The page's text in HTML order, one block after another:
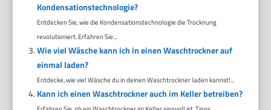
Kondensationstechnologie?
Entdecken Sie, wie die Kondensationstechnologie die Trocknung
revolutioniert. Erfahren Sie...
Wie viel Wäsche kann ich in einen Waschtrockner auf
einmal laden?
Entdecke, wie viel Wäsche du in deinen Waschtrockner laden kannst!...
Kann ich einen Waschtrockner auch im Keller betreiben?